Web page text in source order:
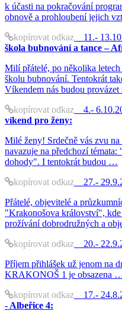
k účasti na pokračování
obnově a prohloubení jejich
kopírovat odkaz 11.-
škola bubnování a tance –
Milí přátelé, po několika
školu bubnování. Tentokrát
Víkendem nás budou
kopírovat odkaz 4.-
víkend pro ženy:
Milé ženy! Srdečně vás zvu
navazuje na předchozí
dohody". I tentokrát budou …
kopírovat odkaz 27.-
Přátelé, objevitelé a
"Krakonošova království",
prožívání dobrodružných a
kopírovat odkaz 20.-
Příjem přihlášek už jenom na
KRAKONOŠ 1 je obsazena
kopírovat odkaz 17.-
- Albeřice 4: